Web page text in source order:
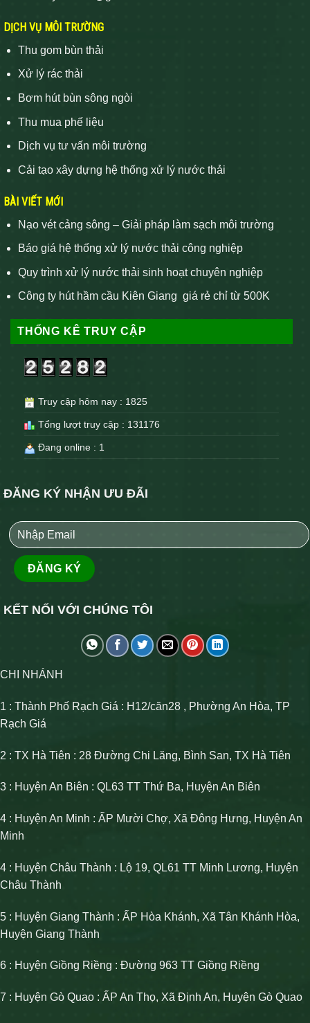
DỊCH VỤ MÔI TRƯỜNG
Thu gom bùn thải
Xử lý rác thải
Bơm hút bùn sông ngòi
Thu mua phế liệu
Dịch vụ tư vấn môi trường
Cải tạo xây dựng hệ thống xử lý nước thải
BÀI VIẾT MỚI
Nạo vét cảng sông – Giải pháp làm sạch môi trường
Báo giá hệ thống xử lý nước thải công nghiệp
Quy trình xử lý nước thải sinh hoạt chuyên nghiệp
Công ty hút hầm cầu Kiên Giang giá rẻ chỉ từ 500K
THỐNG KÊ TRUY CẬP
Truy cập hôm nay : 1825
Tổng lượt truy cập : 131176
Đang online : 1
ĐĂNG KÝ NHẬN ƯU ĐÃI
KẾT NỐI VỚI CHÚNG TÔI
CHI NHÁNH
1 : Thành Phố Rạch Giá : H12/căn28 , Phường An Hòa, TP
Rạch Giá
2 : TX Hà Tiên : 28 Đường Chi Lăng, Bình San, TX Hà Tiên
3 : Huyện An Biên : QL63 TT Thứ Ba, Huyện An Biên
4 : Huyện An Minh : ẤP Mười Chợ, Xã Đông Hưng, Huyện An
Minh
4 : Huyện Châu Thành : Lộ 19, QL61 TT Minh Lương, Huyện
Châu Thành
5 : Huyện Giang Thành : ẤP Hòa Khánh, Xã Tân Khánh Hòa,
Huyện Giang Thành
6 : Huyện Giồng Riềng : Đường 963 TT Giồng Riềng
7 : Huyện Gò Quao : ẤP An Thọ, Xã Định An, Huyện Gò Quao